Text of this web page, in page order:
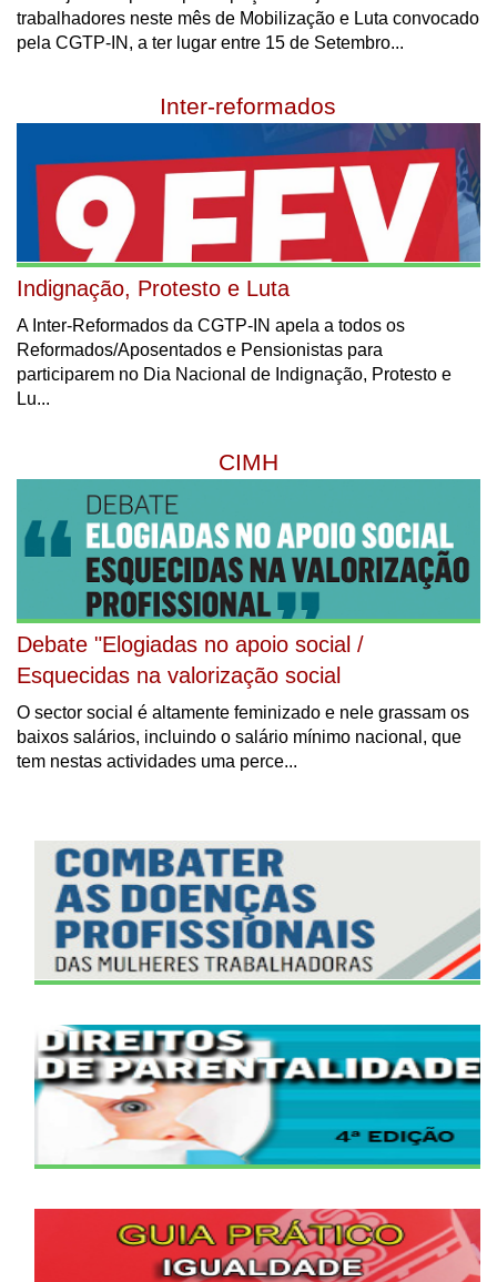
trabalhadores neste mês de Mobilização e Luta convocado
pela CGTP-IN, a ter lugar entre 15 de Setembro...
Inter-reformados
Indignação, Protesto e Luta
A Inter-Reformados da CGTP-IN apela a todos os
Reformados/Aposentados e Pensionistas para
participarem no Dia Nacional de Indignação, Protesto e
Lu...
CIMH
Debate "Elogiadas no apoio social /
Esquecidas na valorização social
O sector social é altamente feminizado e nele grassam os
baixos salários, incluindo o salário mínimo nacional, que
tem nestas actividades uma perce...